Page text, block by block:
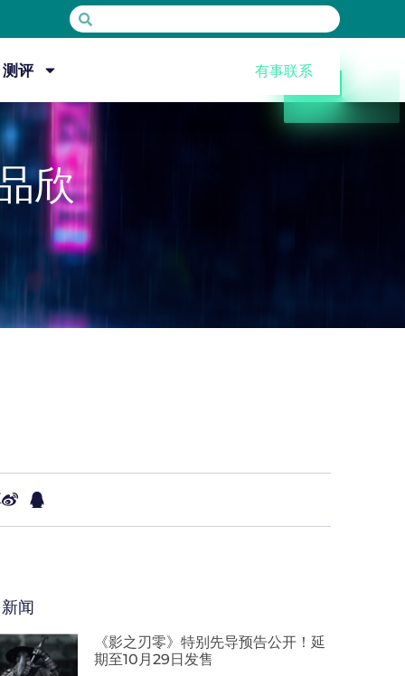
测评 有事联系
欣
闻
《影之刃零》特别先导预告公开！延
期至10月29日发售